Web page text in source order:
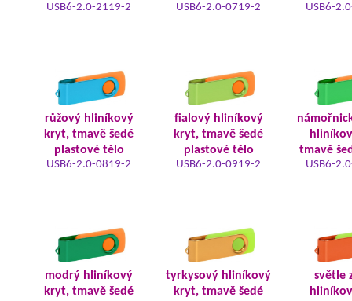
USB6-2.0-2119-2 USB6-2.0-0719-2 USB6-
růžový hliníkový
kryt, tmavě šedé
plastové tělo
USB6-2.0-0819-2
fialový hliníkový
kryt, tmavě šedé
plastové tělo
USB6-2.0-0919-2
tmavě
USB6-
modrý hliníkový
kryt, tmavě šedé
tyrkysový hliníkový
kryt, tmavě šedé
světle